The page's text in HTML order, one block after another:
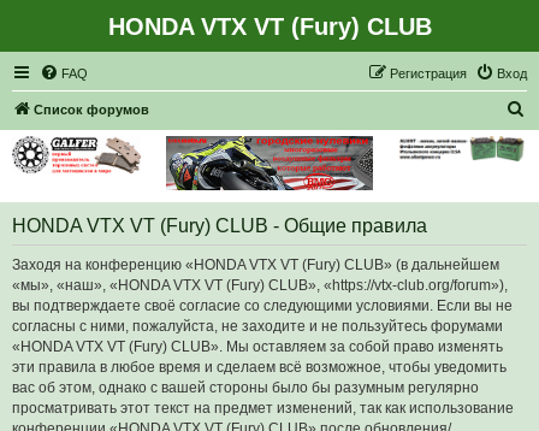
HONDA VTX VT (Fury) CLUB
FAQ Вход
Регистрация
Список форумов
HONDA VTX VT (Fury) CLUB - Общие правила
Заходя на конференцию «HONDA VTX VT (Fury) CLUB» (в дальнейшем
«мы», «наш», «HONDA VTX VT (Fury) CLUB», «https://vtx-club.org/forum»),
вы подтверждаете своё согласие со следующими условиями. Если вы не
согласны с ними, пожалуйста, не заходите и не пользуйтесь форумами
«HONDA VTX VT (Fury) CLUB». Мы оставляем за собой право изменять
эти правила в любое время и сделаем всё возможное, чтобы уведомить
вас об этом, однако с вашей стороны было бы разумным регулярно
просматривать этот текст на предмет изменений, так как использование